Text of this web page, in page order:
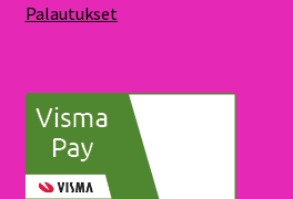
Palautukset